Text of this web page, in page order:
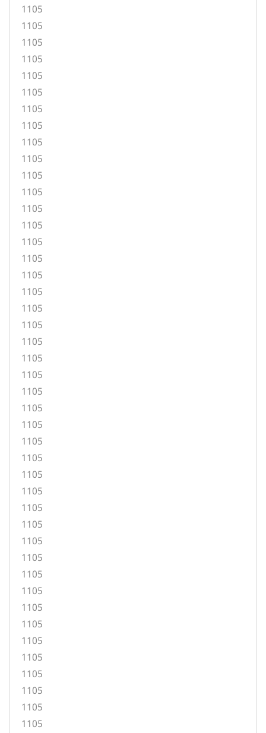
1105
1105
1105
1105
1105
1105
1105
1105
1105
1105
1105
1105
1105
1105
1105
1105
1105
1105
1105
1105
1105
1105
1105
1105
1105
1105
1105
1105
1105
1105
1105
1105
1105
1105
1105
1105
1105
1105
1105
1105
1105
1105
1105
1105